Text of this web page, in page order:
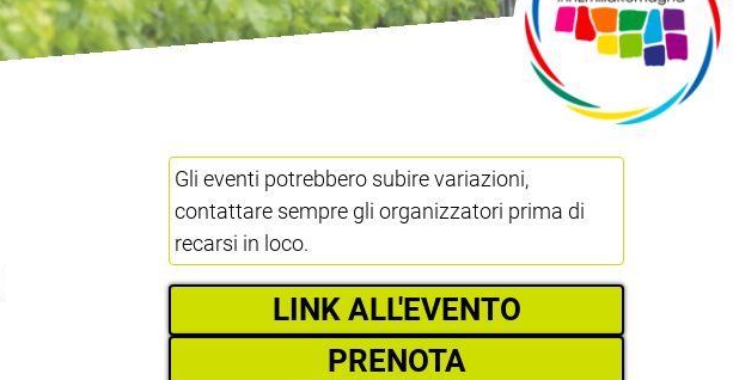
Gli eventi potrebbero subire variazioni,
contattare sempre gli organizzatori prima di
recarsi in loco.
LINK ALL'EVENTO
PRENOTA